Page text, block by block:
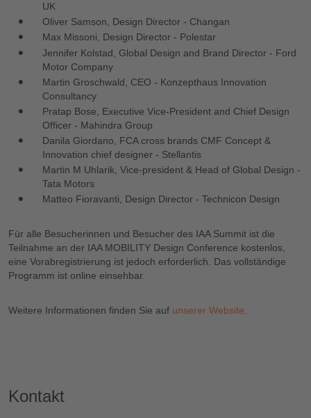
UK
Oliver Samson, Design Director - Changan
Max Missoni, Design Director - Polestar
Jennifer Kolstad, Global Design and Brand Director - Ford
Motor Company
Martin Groschwald, CEO - Konzepthaus Innovation
Consultancy
Pratap Bose, Executive Vice-President and Chief Design
Officer - Mahindra Group
Danila Giordano, FCA cross brands CMF Concept &
Innovation chief designer - Stellantis
Martin M Uhlarik, Vice-president & Head of Global Design -
Tata Motors
Matteo Fioravanti, Design Director - Technicon Design
Für alle Besucherinnen und Besucher des IAA Summit ist die
Teilnahme an der IAA MOBILITY Design Conference kostenlos,
eine Vorabregistrierung ist jedoch erforderlich. Das vollständige
Programm ist online einsehbar.
Weitere Informationen finden Sie auf unserer Website
Kontakt